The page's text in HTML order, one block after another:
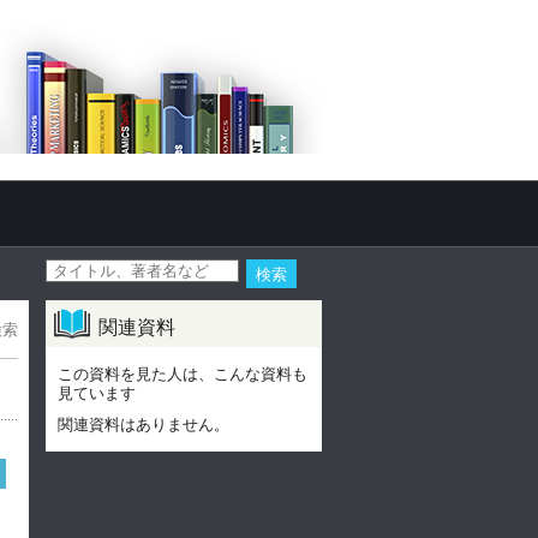
関連資料
この資料を見た人は、こんな資料も
見ています
関連資料はありません。